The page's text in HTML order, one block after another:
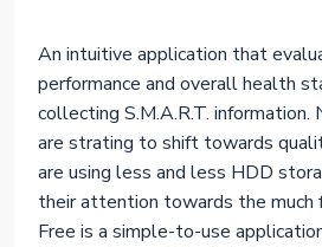
An intuitive application that
performance and overall health
collecting S.M.A.R.T. information.
are strating to shift towards
are using less and less HDD
their attention towards the much
Free is a simple-to-use